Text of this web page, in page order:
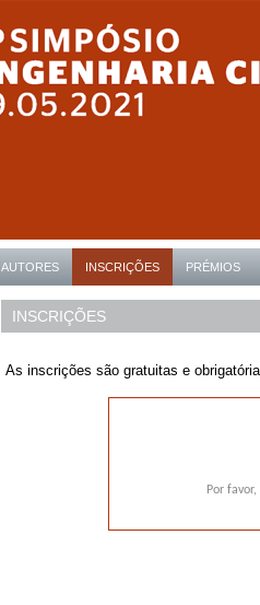
AUTORES INSCRIÇÕES PRÉMIOS
INSCRIÇÕES
As inscrições são gratuitas e